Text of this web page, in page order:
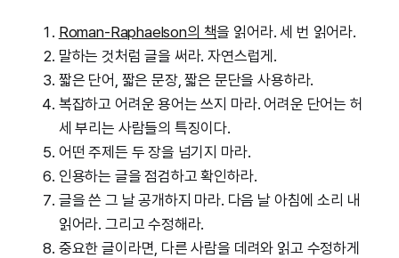
Roman-Raphaelson의 책을 읽어라. 세 번 읽어라.
말하는 것처럼 글을 써라. 자연스럽게.
짧은 단어, 짧은 문장, 짧은 문단을 사용하라.
복잡하고 어려운 용어는 쓰지 마라. 어려운 단어는 허
세 부리는 사람들의 특징이다.
어떤 주제든 두 장을 넘기지 마라.
인용하는 글을 점검하고 확인하라.
글을 쓴 그 날 공개하지 마라. 다음 날 아침에 소리 내
읽어라. 그리고 수정해라.
중요한 글이라면, 다른 사람을 데려와 읽고 수정하게